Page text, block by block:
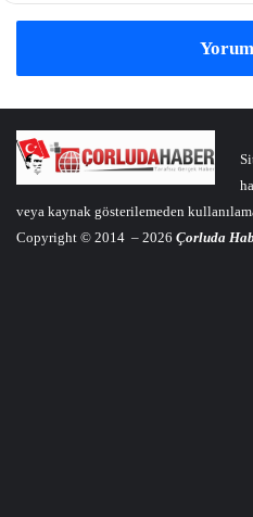
veya kaynak gösterilemeden
Copyright © 2014 – 2026 Çorluda